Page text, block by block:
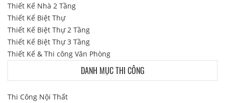
Thiết Kế Nhà 2 Tầng
Thiết Kế Biệt Thự
Thiết Kế Biệt Thự 2 Tầng
Thiết Kế Biệt Thự 3 Tầng
Thiết Kế & Thi công Văn Phòng
DANH MỤC THI CÔNG
Thi Công Nội Thất